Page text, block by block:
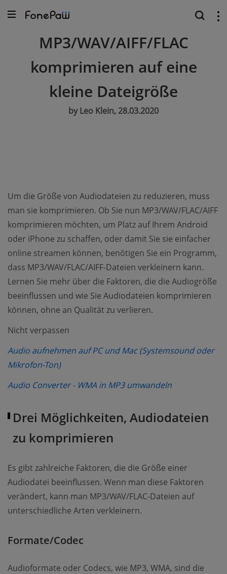
MP3/WAV/AIFF/FLAC
komprimieren auf eine
kleine Dateigröße
by Leo Klein, 28.03.2020
Um die Größe von Audiodateien zu reduzieren, muss
man sie komprimieren. Ob Sie nun MP3/WAV/FLAC/AIFF
komprimieren möchten, um Platz auf Ihrem Android
oder iPhone zu schaffen, oder damit Sie sie einfacher
online streamen können, benötigen Sie ein Programm,
dass MP3/WAV/FLAC/AIFF-Dateien verkleinern kann.
Lernen Sie mehr über die Faktoren, die die Audiogröße
beeinflussen und wie Sie Audiodateien komprimieren
können, ohne an Qualität zu verlieren.
Nicht verpassen
Audio aufnehmen auf PC und Mac (Systemsound oder
Mikrofon-Ton)(opens new window)
Audio Converter - WMA in MP3 umwandeln(opens new
Drei Möglichkeiten, Audiodateien
zu komprimieren
Es gibt zahlreiche Faktoren, die die Größe einer
Audiodatei beeinflussen. Wenn man diese Faktoren
verändert, kann man MP3/WAV/FLAC-Dateien auf
unterschiedliche Arten verkleinern.
Formate/Codec
Audioformate oder Codecs, wie MP3, WMA, sind die